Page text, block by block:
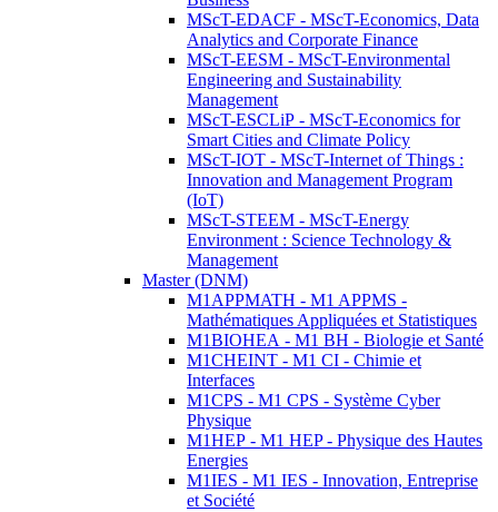
MScT-EDACF - MScT-Economics, Data
Analytics and Corporate Finance
MScT-EESM - MScT-Environmental
Engineering and Sustainability
Management
MScT-ESCLiP - MScT-Economics for
Smart Cities and Climate Policy
MScT-IOT - MScT-Internet of Things :
Innovation and Management Program
(IoT)
MScT-STEEM - MScT-Energy
Environment : Science Technology &
Management
Master (DNM)
M1APPMATH - M1 APPMS -
Mathématiques Appliquées et Statistiques
M1BIOHEA - M1 BH - Biologie et Santé
M1CHEINT - M1 CI - Chimie et
Interfaces
M1CPS - M1 CPS - Système Cyber
Physique
M1HEP - M1 HEP - Physique des Hautes
Energies
M1IES - M1 IES - Innovation, Entreprise
et Société